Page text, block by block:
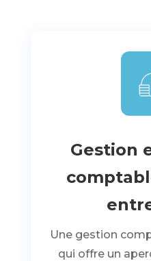
Gestion
Une gestion
qui offre un